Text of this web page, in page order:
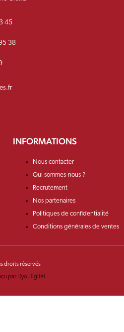
45
38
INFORMATIONS
Nous contacter
Qui sommes-nous ?
Recrutement
Nos partenaires
Politiques de confidentialité
Conditions générales de ventes
droits réservés
par Dyo Digital